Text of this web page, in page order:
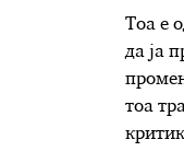
Тоа е
да ја
тоа